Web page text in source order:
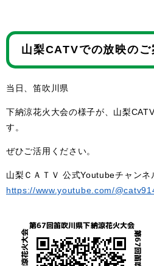
山梨CATVでの放映のご
当日、笛吹川県
下納涼花火大会の様子が、山梨
す。
ぜひご活用ください。
山梨ＣＡＴＶ 公式Youtubeチャンネ
https://www.youtube.com/